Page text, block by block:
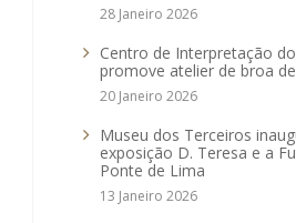
28 Janeiro 2026
Centro de Interpretação
promove atelier de broa
20 Janeiro 2026
Museu dos Terceiros
exposição D. Teresa e a
Ponte de Lima
13 Janeiro 2026